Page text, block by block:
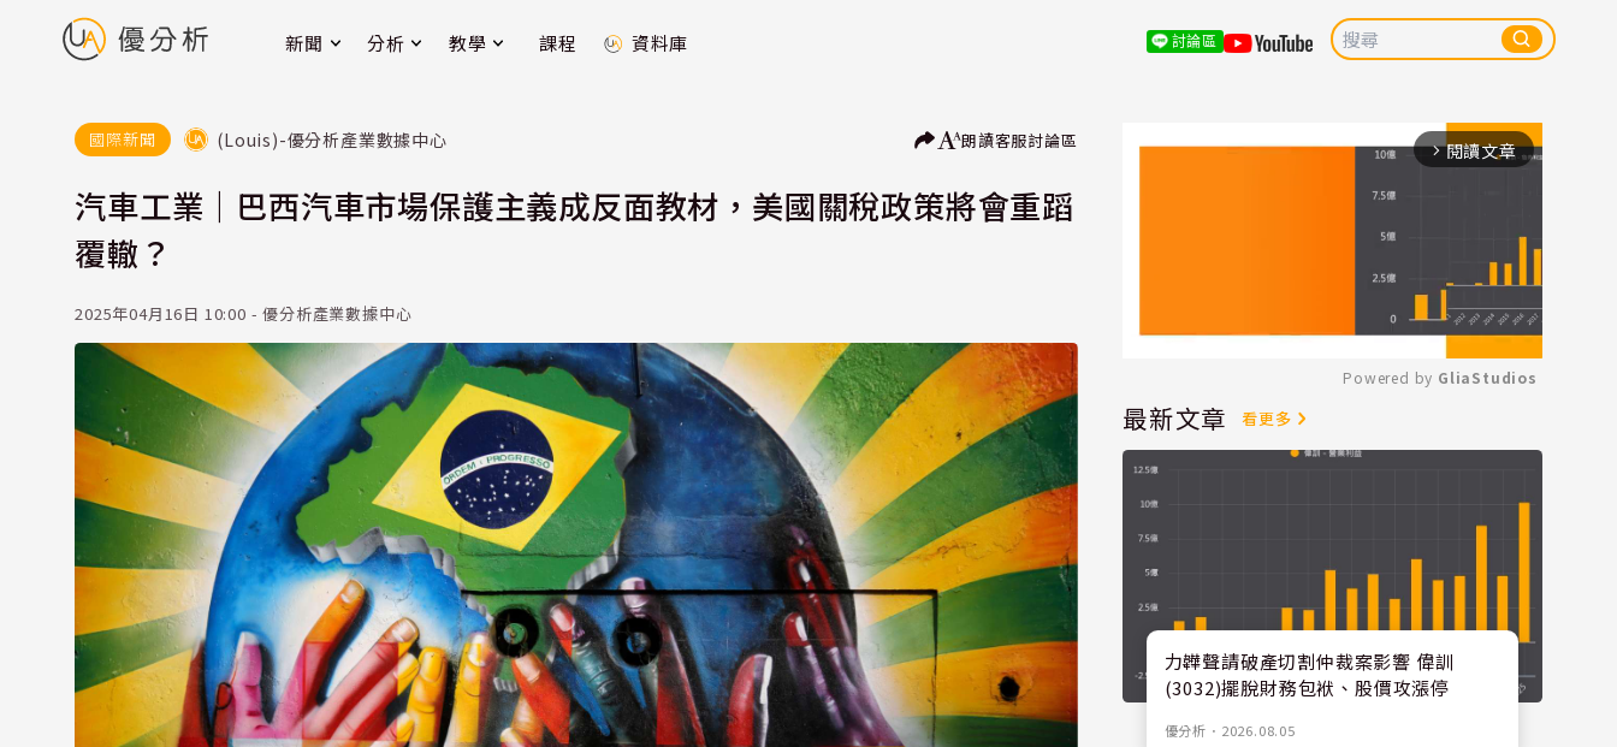
新聞 分析 教學 課程 資料庫 討論區
國際新聞 (Louis)-優分析產業數據中心 朗讀客服討論區
汽車工業｜巴西汽車市場保護主義成反面教材，美國關稅政策將會重蹈
覆轍？
2025年04月16日 10:00 - 優分析產業數據中心
arrow_forward_ios 閱讀文章
Mute
Powered by GliaStudios
最新文章 看更多
力韡聲請破產切割仲裁案影響 偉訓
(3032)擺脫財務包袱、股價攻漲停
優分析 ． 2026.08.05